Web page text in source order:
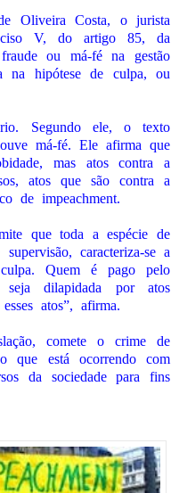
Oliveira Costa, o jurista
V, do artigo 85, da
ou má-fé na gestão
na hipótese de culpa, ou
Segundo ele, o texto
má-fé. Ele afirma que
mas atos contra a
atos que são contra a
de impeachment.
que toda a espécie de
caracteriza-se a
Quem é pago pelo
dilapidada por atos
atos”, afirma.
comete o crime de
que está ocorrendo com
da sociedade para fins